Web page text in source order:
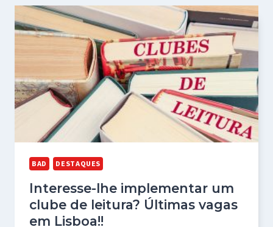
BAD DESTAQUES
Interesse-lhe implementar um
clube de leitura? Últimas vagas
em Lisboa!!